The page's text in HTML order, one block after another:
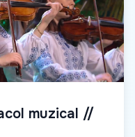
muzical //